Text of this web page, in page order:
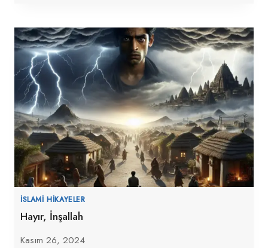
İSLAMI HIKAYELER
Hayır, İnşallah
Kasım 26, 2024